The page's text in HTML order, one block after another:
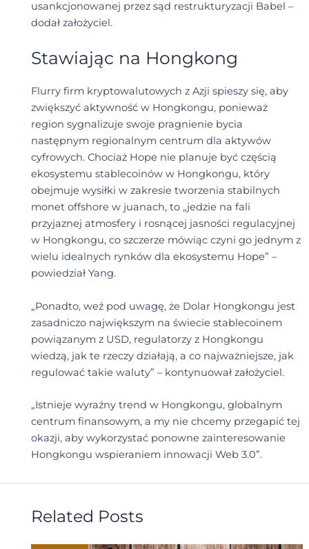
usankcjonowanej przez sąd restrukturyzacji Babel –
dodał założyciel.
Stawiając na Hongkong
Flurry firm kryptowalutowych z Azji spieszy się, aby
zwiększyć aktywność w Hongkongu, ponieważ
region sygnalizuje swoje pragnienie bycia
następnym regionalnym centrum dla aktywów
cyfrowych. Chociaż Hope nie planuje być częścią
ekosystemu stablecoinów w Hongkongu, który
obejmuje wysiłki w zakresie tworzenia stabilnych
monet offshore w juanach, to „jedzie na fali
przyjaznej atmosfery i rosnącej jasności regulacyjnej
w Hongkongu, co szczerze mówiąc czyni go jednym z
wielu idealnych rynków dla ekosystemu Hope” –
powiedział Yang.
„Ponadto, weź pod uwagę, że Dolar Hongkongu jest
zasadniczo największym na świecie stablecoinem
powiązanym z USD, regulatorzy z Hongkongu
wiedzą, jak te rzeczy działają, a co najważniejsze, jak
regulować takie waluty” – kontynuował założyciel.
„Istnieje wyraźny trend w Hongkongu, globalnym
centrum finansowym, a my nie chcemy przegapić tej
okazji, aby wykorzystać ponowne zainteresowanie
Hongkongu wspieraniem innowacji Web 3.0”.
Related Posts